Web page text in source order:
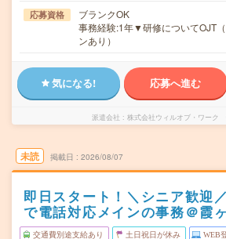
応募資格
ブランクOK
事務経験:1年▼研修についてOJT
ンあり）
気になる! 応募へ進む
派遣会社 株式会社ウィルオブ・ワーク
未読 掲載日 2026/08/07
即日スタート！＼シニア歓迎
で電話対応メインの事務＠霞
交通費別途支給あり 土日祝日が休み WEB